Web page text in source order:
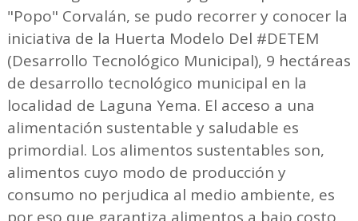
"Popo" Corvalán, se pudo recorrer y conocer la
iniciativa de la Huerta Modelo Del #DETEM
(Desarrollo Tecnológico Municipal), 9 hectáreas
de desarrollo tecnológico municipal en la
localidad de Laguna Yema. El acceso a una
alimentación sustentable y saludable es
primordial. Los alimentos sustentables son,
alimentos cuyo modo de producción y
consumo no perjudica al medio ambiente, es
por eso que garantiza alimentos a bajo costo